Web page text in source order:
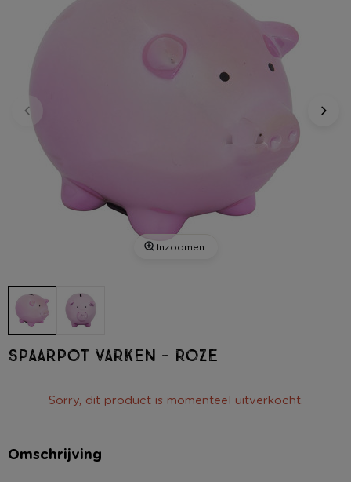
Inzoomen
Spaarpot varken - roze
Sorry, dit product is momenteel uitverkocht.
Omschrijving